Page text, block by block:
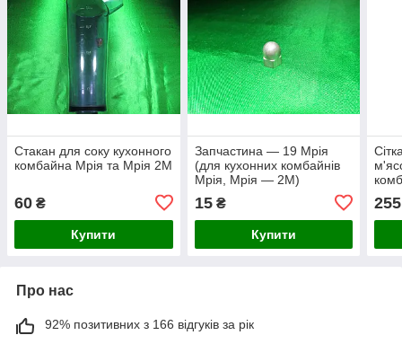
Стакан для соку кухонного
комбайна Мрія та Мрія 2М
60 ₴
Купити
Запчастина — 19 Мрія
(для кухонних комбайнів
Мрія, Мрія — 2М)
15₴
Купити
255
Про нас
92% позитивних з 166 відгуків за рік